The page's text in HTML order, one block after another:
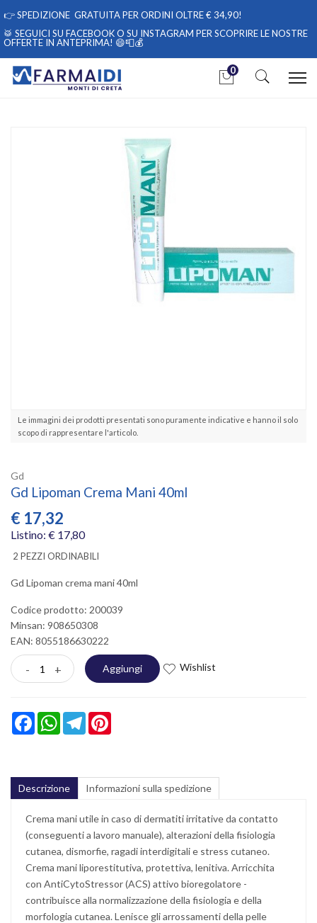
👉SPEDIZIONE GRATUITA PER ORDINI OLTRE € 34,90!
🥁 SEGUICI SU FACEBOOKO SU INSTAGRAM PER SCOPRIRE LE NOSTRE
OFFERTE IN ANTEPRIMA! 😄📮💰
0
Le immagini dei prodotti presentati sono puramente indicative e hanno il solo
scopo di rappresentare l'articolo.
Gd
Gd Lipoman Crema Mani 40ml
€ 17,32
Listino: € 17,80
2 PEZZI ORDINABILI
Gd Lipoman crema mani 40ml
Codice prodotto: 200039
Minsan: 908650308
EAN: 8055186630222
- + Aggiungi Wishlist
FacebookWhatsAppTelegram
Descrizione Informazioni sulla spedizione
Crema mani utile in caso di dermatiti irritative da contatto
(conseguenti a lavoro manuale), alterazioni della fisiologia
cutanea, dismorfie, ragadi interdigitali e stress cutaneo.
Crema mani liporestitutiva, protettiva, lenitiva. Arricchita
con AntiCytoStressor (ACS) attivo bioregolatore -
contribuisce alla normalizzazione della fisiologia e della
morfologia cutanea. Lenisce gli arrossamenti della pelle